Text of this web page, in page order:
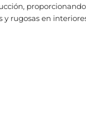
y rugosas en